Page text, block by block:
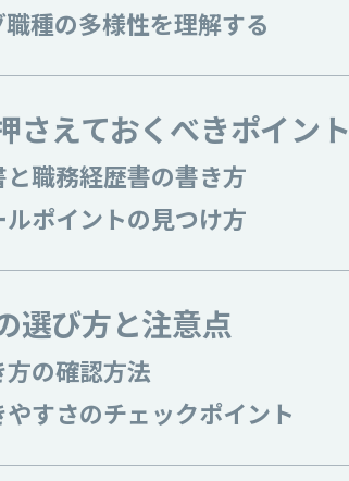
種の多様性を理解する
さえておくべきポイント
職務経歴書の書き方
ポイントの見つけ方
選び方と注意点
の確認方法
すさのチェックポイント